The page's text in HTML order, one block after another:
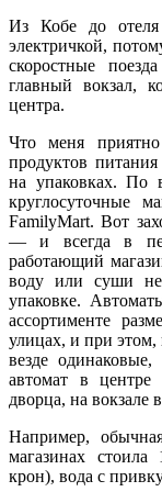
Из Кобе до
электричкой,
скоростные
главный вокзал,
центра.
Что меня
продуктов
на упаковках. По
круглосуточные
FamilyMart. Вот
— и всегда в
работающий
воду или суши
упаковке.
ассортименте
улицах, и при
везде
автомат в центре
дворца, на
Например,
магазинах
крон), вода с